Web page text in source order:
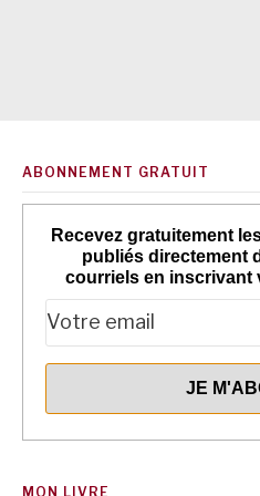
ABONNEMENT GRATUIT
Recevez gratuitement
publiés directement
courriels en inscrivant
MON LIVRE